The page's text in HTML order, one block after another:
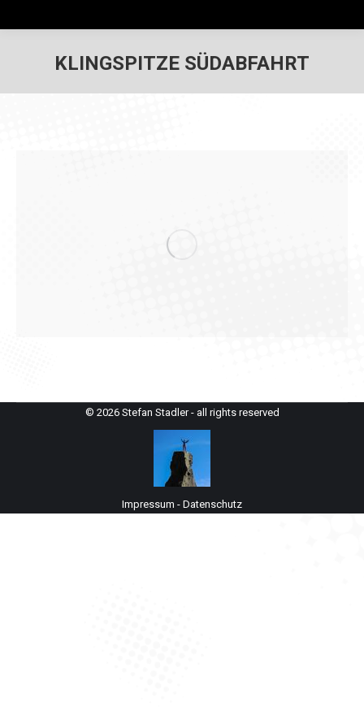
KLINGSPITZE SÜDABFAHRT
© 2026 Stefan Stadler - all rights reserved
Impressum - Datenschutz